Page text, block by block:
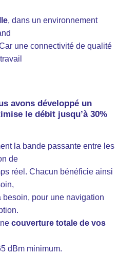
Follow Us
, dans un environnement
une connectivité de qualité
avons développé un
le débit jusqu’à 30%
la bande passante entre les
de
réel. Chacun bénéficie ainsi
besoin, pour une navigation
couverture totale de vos
dBm minimum.